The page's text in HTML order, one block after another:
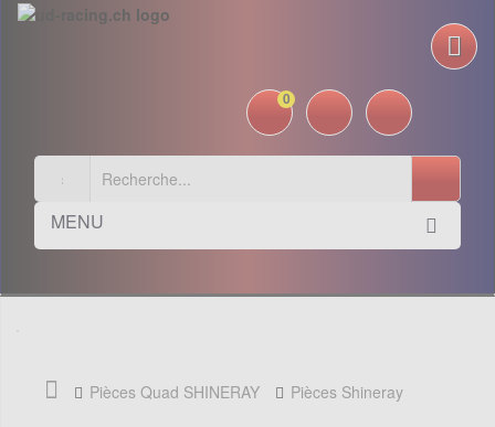
0
MENU
Pièces Quad SHINERAY
Pièces Shineray